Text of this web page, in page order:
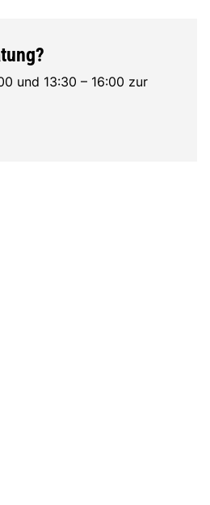
und 13:30 – 16:00 zur